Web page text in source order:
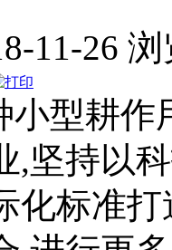
11-26
小型耕作
,坚持以
化标准